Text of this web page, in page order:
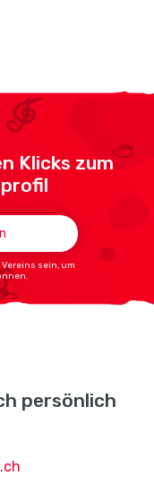
Klicks zum
sein, um
persönlich